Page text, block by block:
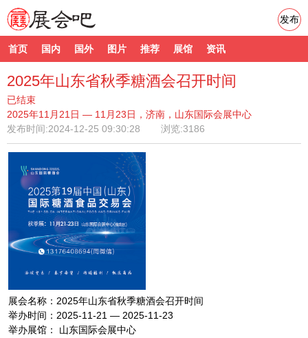
首页 国内 国外 图片 推荐 展馆 资讯
发布
2025年山东省秋季糖酒会召开时间
已结束
2025年11月21日 — 11月23日，济南，山东国际会展中心
发布时间:2024-12-25 09:30:28 浏览:3186
展会名称：2025年山东省秋季糖酒会召开时间
举办时间：2025-11-21 — 2025-11-23
举办展馆： 山东国际会展中心